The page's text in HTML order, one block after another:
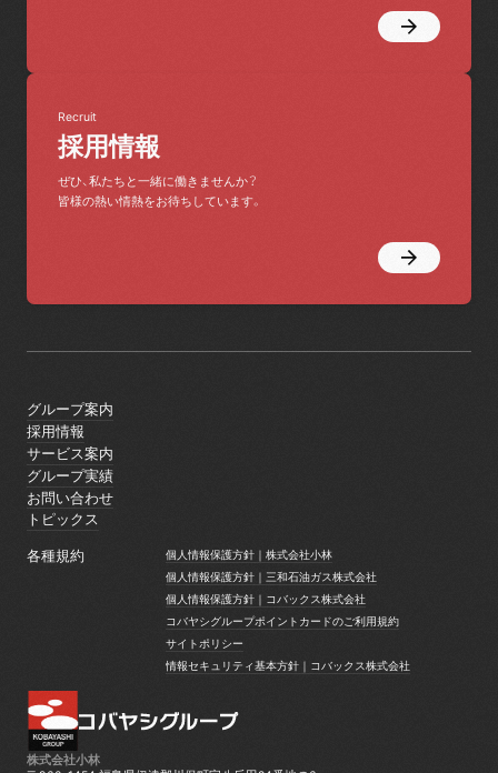
採用情報
Recruit
ぜひ、私たちと一緒に働きませんか？
皆様の熱い情熱をお待ちしています。
株式会社小林
グループ案内
グループ案内
採用情報
採用情報
サービス案内
サービス案内
グループ実績
グループ実績
お問い合わせ
お問い合わせ
トピックス
各種規約
個人情報保護方針｜株式会社小林
個人情報保護方針｜株式会社小林
個人情報保護方針｜三和石油ガス株式会社
個人情報保護方針｜三和石油ガス株式会社
個人情報保護方針｜コバックス株式会社
個人情報保護方針｜コバックス株式会社
コバヤシグループポイントカードのご利用規約
コバヤシグループポイントカードのご利用規約
サイトポリシー
サイトポリシー
情報セキュリティ基本方針｜コバックス株式会社